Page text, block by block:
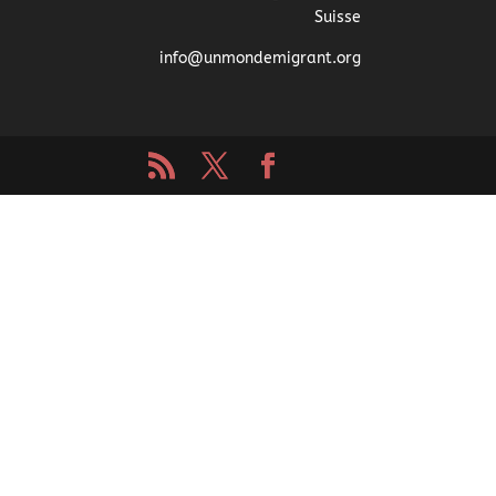
Suisse
info@unmondemigrant.org